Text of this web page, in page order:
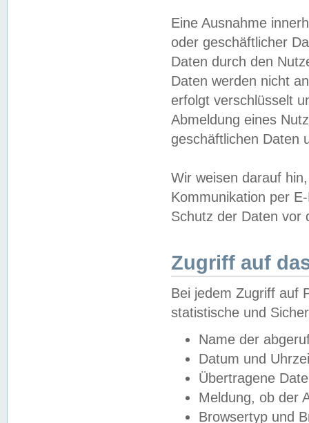
Eine Ausnahme
oder geschäftlicher
Daten durch den
Daten werden nicht
erfolgt verschlüsselt
Abmeldung eines
geschäftlichen Daten
Wir weisen darauf
Kommunikation per
Schutz der Daten vor
Zugriff auf
Bei jedem Zugriff auf
statistische und
Name der
Datum und
Übertragene
Meldung, ob der
Browsertyp und